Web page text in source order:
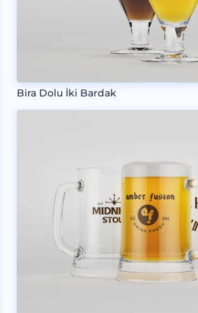
Bira Dolu İki Bardak